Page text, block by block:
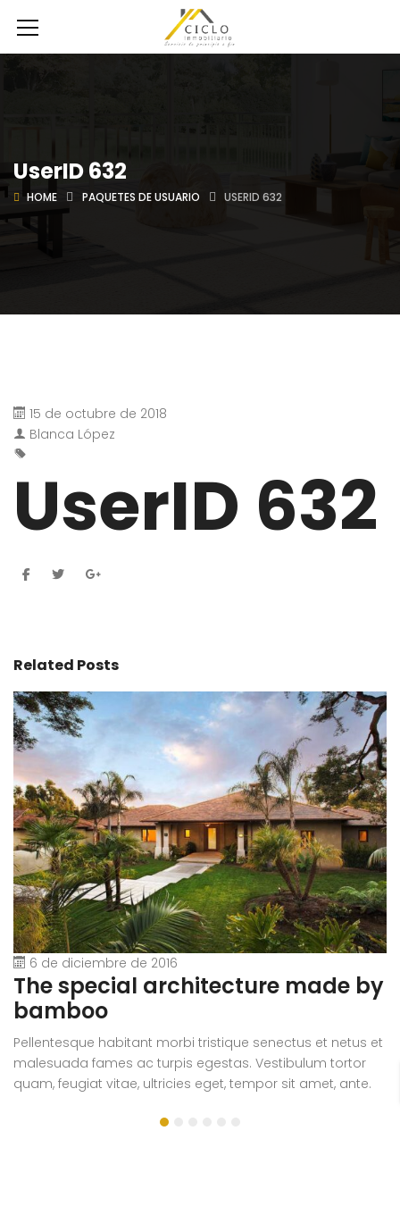
UserID 632
HOME PAQUETES DE USUARIO USERID 632
15 de octubre de 2018
Blanca López
UserID 632
Related Posts
6 de diciembre de 2016
The special architecture made by
bamboo
Pellentesque habitant morbi tristique senectus et netus et
malesuada fames ac turpis egestas. Vestibulum tortor
quam, feugiat vitae, ultricies eget, tempor sit amet, ante.
ultricies mi vitae est. Mauris placerat eleifend leo.